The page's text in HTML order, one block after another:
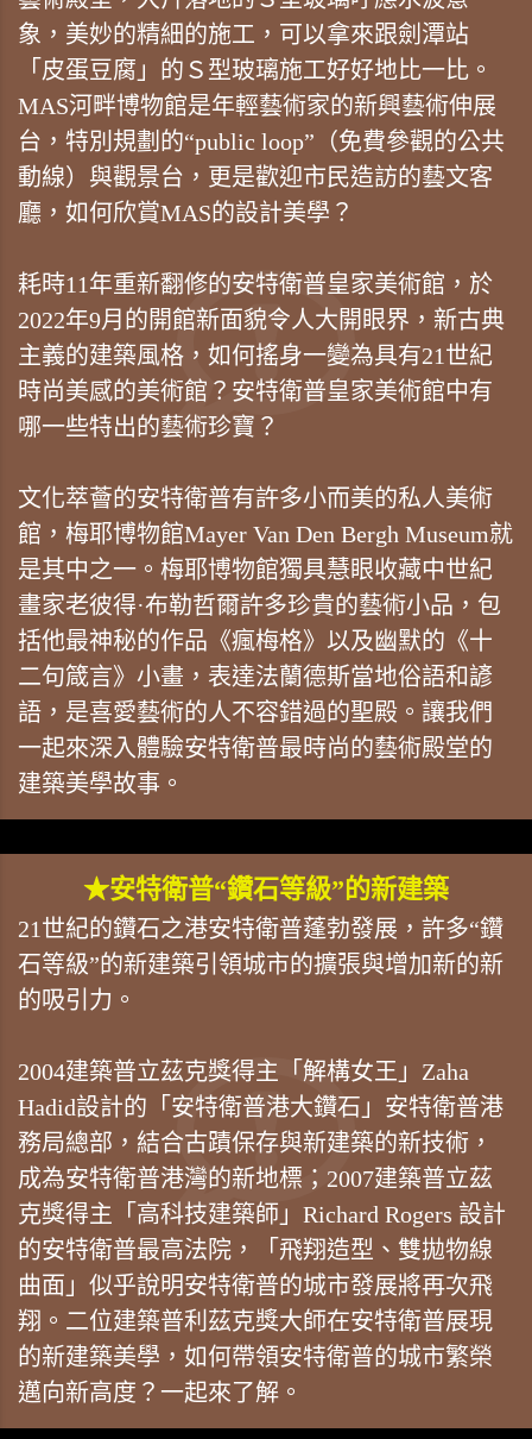
象，美妙的精細的施工，可以拿來跟劍潭站
「皮蛋豆腐」的Ｓ型玻璃施工好好地比一比。
MAS河畔博物館是年輕藝術家的新興藝術伸展
台，特別規劃的“public loop”（免費參觀的公共
動線）與觀景台，更是歡迎市民造訪的藝文客
廳，如何欣賞MAS的設計美學？
耗時11年重新翻修的安特衛普皇家美術館，於
2022年9月的開館新面貌令人大開眼界，新古典
主義的建築風格，如何搖身一變為具有21世紀
時尚美感的美術館？安特衛普皇家美術館中有
哪一些特出的藝術珍寶？
文化萃薈的安特衛普有許多小而美的私人美術
館，梅耶博物館Mayer Van Den Bergh Museum就
是其中之一。梅耶博物館獨具慧眼收藏中世紀
畫家老彼得·布勒哲爾許多珍貴的藝術小品，包
括他最神秘的作品《瘋梅格》以及幽默的《十
二句箴言》小畫，表達法蘭德斯當地俗語和諺
語，是喜愛藝術的人不容錯過的聖殿。讓我們
一起來深入體驗安特衛普最時尚的藝術殿堂的
建築美學故事。
★安特衛普“鑽石等級”的新建築
21世紀的鑽石之港安特衛普蓬勃發展，許多“鑽
石等級”的新建築引領城市的擴張與增加新的新
的吸引力。
2004建築普立茲克獎得主「解構女王」Zaha
Hadid設計的「安特衛普港大鑽石」安特衛普港
務局總部，結合古蹟保存與新建築的新技術，
成為安特衛普港灣的新地標；2007建築普立茲
克獎得主「高科技建築師」Richard Rogers 設計
的安特衛普最高法院，「飛翔造型、雙拋物線
曲面」似乎說明安特衛普的城市發展將再次飛
翔。二位建築普利茲克獎大師在安特衛普展現
的新建築美學，如何帶領安特衛普的城市繁榮
邁向新高度？一起來了解。